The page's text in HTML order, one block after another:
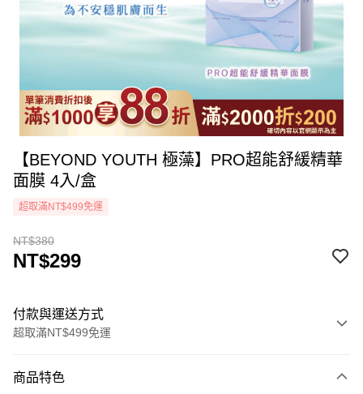
【BEYOND YOUTH 極藻】PRO超能舒緩精華
面膜 4入/盒
超取滿NT$499免運
NT$380
NT$299
付款與運送方式
超取滿NT$499免運
icash Pay
商品特色